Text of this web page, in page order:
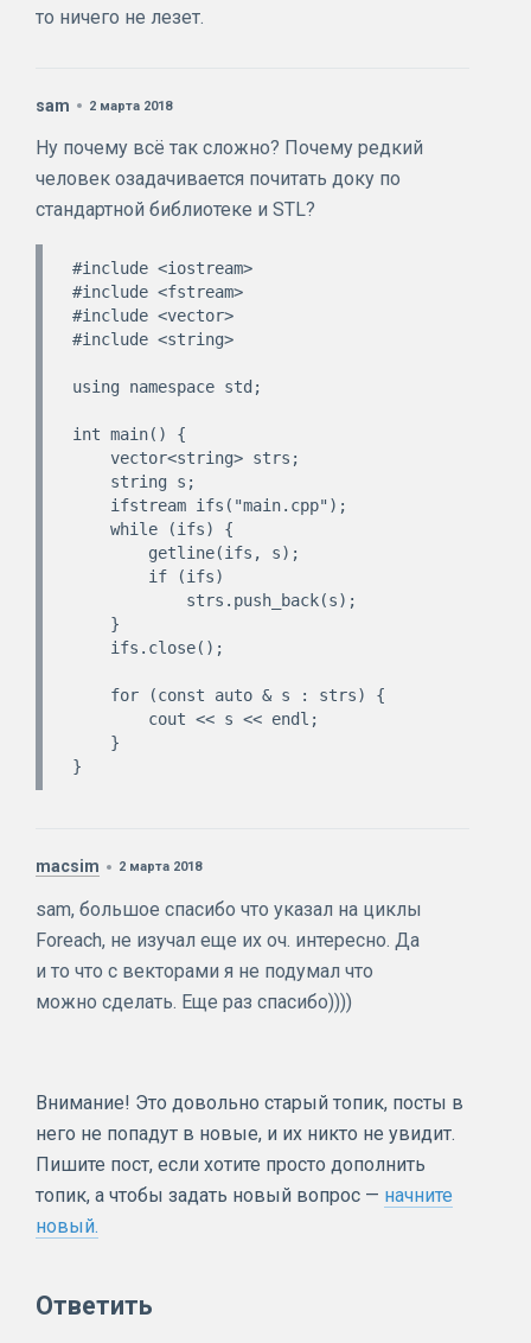
то ничего не лезет.
sam 2 марта 2018
Ну почему всё так сложно? Почему редкий
человек озадачивается почитать доку по
стандартной библиотеке и STL?
#include <iostream>
#include <fstream>
#include <vector>
#include <string>
using namespace std;
int main() {
macsim 2 марта 2018
sam, большое спасибо что указал на циклы
Foreach, не изучал еще их оч. интересно. Да
и то что с векторами я не подумал что
можно сделать. Еще раз спасибо))))
Внимание! Это довольно старый топик, посты в
него не попадут в новые, и их никто не увидит.
Пишите пост, если хотите просто дополнить
топик, а чтобы задать новый вопрос — начните
новый.
Ответить